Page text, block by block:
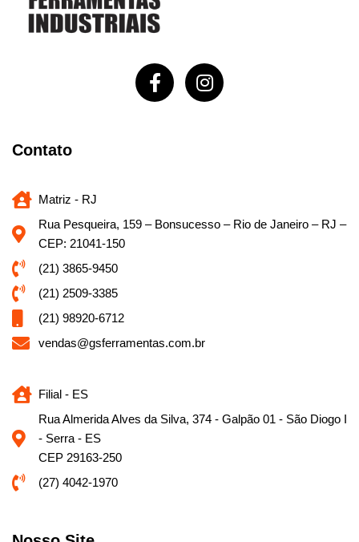
Contato
Matriz - RJ
Rua Pesqueira, 159 – Bonsucesso – Rio de Janeiro – RJ –
CEP: 21041-150
(21) 3865-9450
(21) 2509-3385
(21) 98920-6712
vendas@gsferramentas.com.br
Filial - ES
Rua Almerida Alves da Silva, 374 - Galpão 01 - São Diogo I
- Serra - ES
CEP 29163-250
(27) 4042-1970